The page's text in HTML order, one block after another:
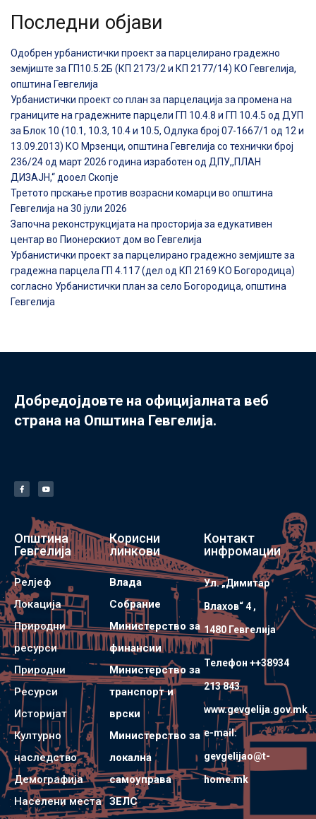
Последни објави
Одобрен урбанистички проект за парцелирано градежно
земјиште за ГП10.5.2Б (КП 2173/2 и КП 2177/14) КО Гевгелија,
општина Гевгелија
Урбанистички проект со план за парцелација за промена на
границите на градежните парцели ГП 10.4.8 и ГП 10.4.5 од ДУП
за Блок 10 (10.1, 10.3, 10.4 и 10.5, Одлука број 07-1667/1 од 12 и
13.09.2013) КО Мрзенци, општина Гевгелија со технички број
236/24 од март 2026 година изработен од ДПУ,,ПЛАН
ДИЗАЈН,“ дооел Скопје
Третото прскање против возрасни комарци во општина
Гевгелија на 30 јули 2026
Започна реконструкцијата на просторија за едукативен
центар во Пионерскиот дом во Гевгелија
Урбанистички проект за парцелирано градежно земјиште за
градежна парцела ГП 4.117 (дел од КП 2169 КО Богородица)
согласно Урбанистички план за село Богородица, општина
Гевгелија
Добредојдовте на официјалната веб
страна на Општина Гевгелија.
Општина
Гевгелија
Релјеф
Локација
Природни
ресурси
Природни
Ресурси
Историјат
Културно
наследство
Демографија
Населени места
Корисни
линкови
Влада
Собрание
Министерство за
финансии
Министерство за
транспорт и
врски
Министерство за
локална
самоуправа
ЗЕЛС
Контакт
инфромации
Ул. „Димитар
Влахов“ 4 ,
1480 Гевгелијa
Телефон ++38934
213 843
www.gevgelija.gov.mk
e-mail:
gevgelijao@t-
home.mk